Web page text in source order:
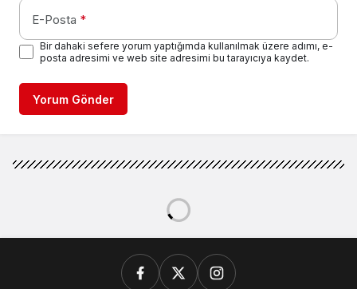
E-Posta *
Bir dahaki sefere yorum yaptığımda kullanılmak üzere adımı, e-
posta adresimi ve web site adresimi bu tarayıcıya kaydet.
Yorum Gönder